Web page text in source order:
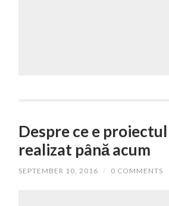
Despre ce e
realizat până acum
SEPTEMBER 10, 2016 / 0 COMMENTS